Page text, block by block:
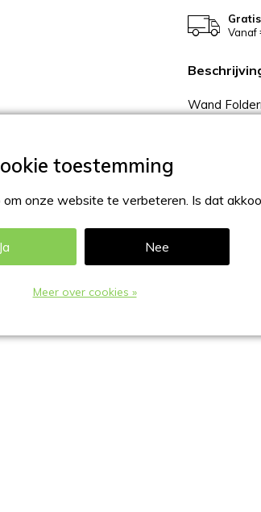
Vanaf
Wand
9006.
onze website te verbeteren. Is dat
Ja Nee
Meer over cookies »